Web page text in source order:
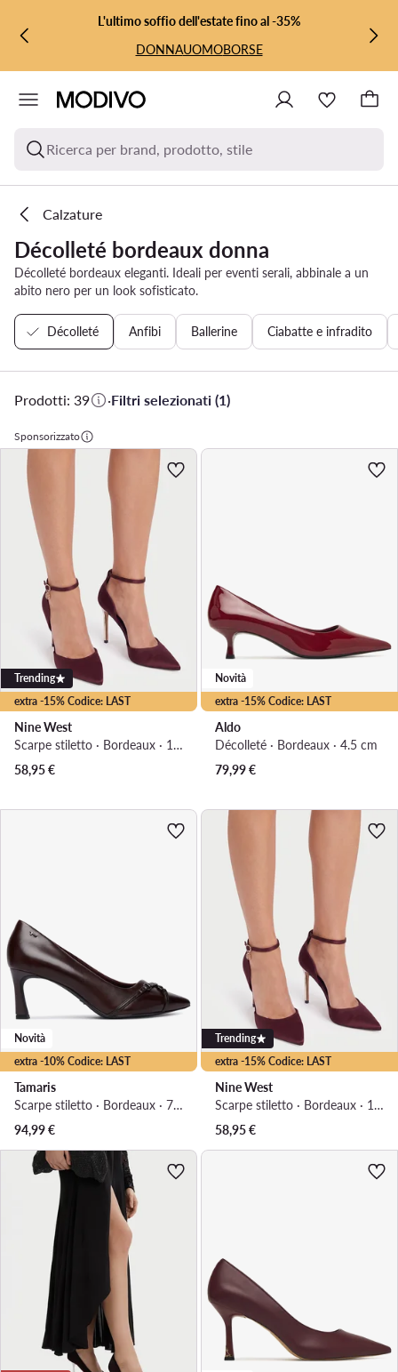
VAI AL CONTENUTO PRINCIPALE
VAI ALLA RICERCAL'ultimo soffio dell'estate fino al -35%
DONNAUOMOBORSE
Ricerca per brand, prodotto, stile
Calzature
Décolleté bordeaux donna
Décolleté bordeaux eleganti. Ideali per eventi serali, abbinale a un
abito nero per un look sofisticato.
Décolleté Anfibi Ballerine Ciabatte e infradito
Prodotti: 39 ·Filtri selezionati (1)
Sponsorizzato
extra -15% Codice: LAST
Trending
Nine West
Scarpe stiletto · Bordeaux · 10 cm
58,95€
extra -15% Codice: LAST
Novità
Aldo
Décolleté · Bordeaux · 4.5 cm
79,99€
extra -10% Codice: LAST
Novità
Tamaris
Scarpe stiletto · Bordeaux · 7 cm
94,99€
extra -15% Codice: LAST
Trending
Nine West
Scarpe stiletto · Bordeaux · 10 cm
58,95€